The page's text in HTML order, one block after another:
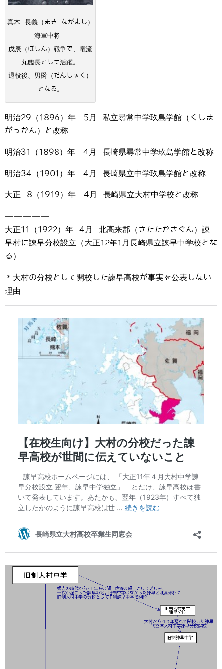
真木 長義（まき ながよし）
海軍中将
戊辰（ぼしん）戦争で、電流
丸艦長として活躍。
退役後、男爵（だんしゃく）
となる。
明治29（1896）年 5月 私立尋常中学玖島学館（くしま
がっかん）と改称
明治31（1898）年 4月 長崎県尋常中学玖島学館と改称
明治34（1901）年 4月 長崎県立中学玖島学館と改称
大正 8（1919）年 4月 長崎県立大村中学校と改称
—————
大正11（1922）年 4月 北高来郡（きたたかきぐん）諌
早村に諌早分校設立（大正12年1月長崎県立諌早中学校とな
る）
＊大村の分校として開校した諫早高校が事実を公表しない
理由